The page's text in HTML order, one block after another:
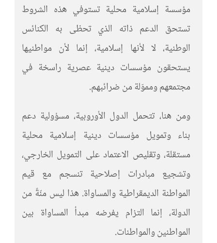
مؤسسة إسلامية محلية تستوفي هذه الشروط
تستحق الدعم ذاته الذي تحظى به الكنائس
الوطنية، لا لأنها إسلامية، إنما لأن مواطنيها
يستحقون مؤسسات دينية عصرية راسخة في
مجتمعهم ومموّلة من ضرائبهم.
ومن هنا، تتحمل الدول الأوروبية، مسؤولية دعم
بناء وتمويل مؤسسات دينية إسلامية محلية
مستقلة، وتقليص الاعتماد على التمويل الخارجي،
وتشجيع مبادرات إصلاحية تنسجم مع قيم
المواطنة الديمقراطية والمساواة. هذا ليس منّةً من
الدولة، إنما التزام يفرضه مبدأ المساواة بين
المواطنين والمواطنات.